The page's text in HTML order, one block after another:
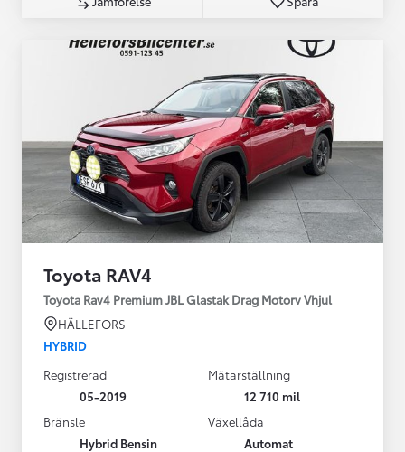
Toyota RAV4
Toyota Rav4 Premium JBL Glastak Drag Motorv Vhjul
HÄLLEFORS
HYBRID
Registrerad
05-2019
Mätarställning
12 710 mil
Bränsle
Hybrid Bensin
Växellåda
Automat